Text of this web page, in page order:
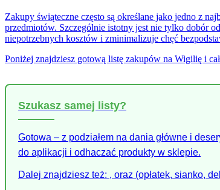
Zakupy świąteczne często są określane jako jedno z
przedmiotów. Szczególnie istotny jest nie tylko dobór
niepotrzebnych kosztów i zminimalizuje chęć
Poniżej znajdziesz gotową listę zakupów na Wigilię i
Szukasz samej listy?
Gotowa – z podziałem na dania główne i
do aplikacji i odhaczać produkty w sklepie.
Dalej znajdziesz też: , oraz (opłatek, sianko,